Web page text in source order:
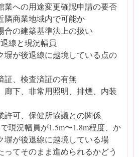
業への用途変更確認申請の要否
隣商業地域内で可能か
合の建築基準法上の扱い
線と現況幅員
塀が後退線に越境している点の
証、検査済証の有無
廊下、非常用照明、排煙、内装
許可、保健所協議との関係
現況幅員が1.5m〜1.8m程度、か
塀が後退線に越境している場
ってそのまま進められるかどう